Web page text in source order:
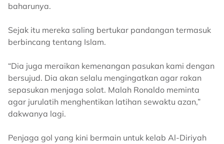
baharunya.
Sejak itu mereka saling bertukar pandangan termasuk
berbincang tentang Islam.
“Dia juga meraikan kemenangan pasukan kami dengan
bersujud. Dia akan selalu mengingatkan agar rakan
sepasukan menjaga solat. Malah Ronaldo meminta
agar jurulatih menghentikan latihan sewaktu azan,”
dakwanya lagi.
Penjaga gol yang kini bermain untuk kelab Al-Diriyah